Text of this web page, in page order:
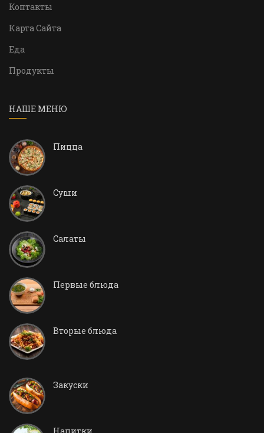
Контакты
Карта Сайта
Еда
Продукты
НАШЕ МЕНЮ
Пицца
Суши
Салаты
Первые блюда
Вторые блюда
Закуски